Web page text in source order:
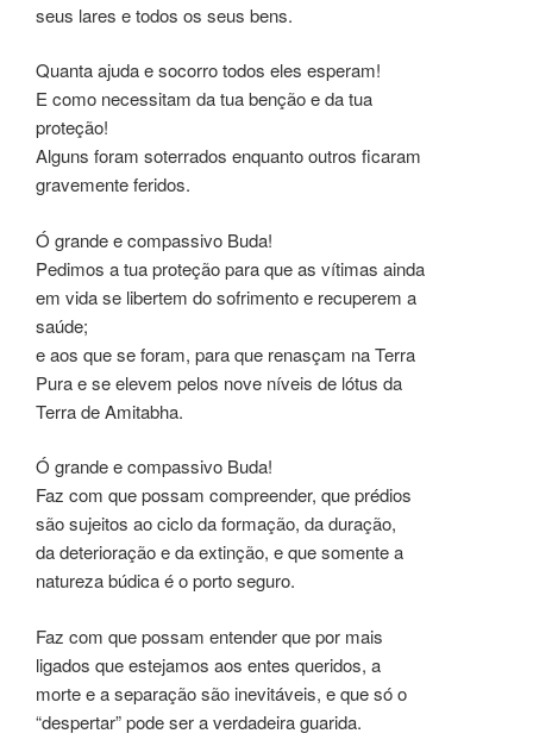
seus lares e todos os seus bens.
Quanta ajuda e socorro todos eles esperam!
E como necessitam da tua benção e da tua
proteção!
Alguns foram soterrados enquanto outros ficaram
gravemente feridos.
Ó grande e compassivo Buda!
Pedimos a tua proteção para que as vítimas ainda
em vida se libertem do sofrimento e recuperem a
saúde;
e aos que se foram, para que renasçam na Terra
Pura e se elevem pelos nove níveis de lótus da
Terra de Amitabha.
Ó grande e compassivo Buda!
Faz com que possam compreender, que prédios
são sujeitos ao ciclo da formação, da duração,
da deterioração e da extinção, e que somente a
natureza búdica é o porto seguro.
Faz com que possam entender que por mais
ligados que estejamos aos entes queridos, a
morte e a separação são inevitáveis, e que só o
“despertar” pode ser a verdadeira guarida.